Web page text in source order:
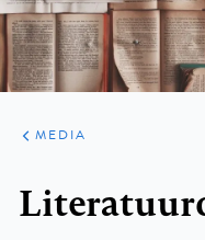
ARTIKELEN
VARIA
MEDIA